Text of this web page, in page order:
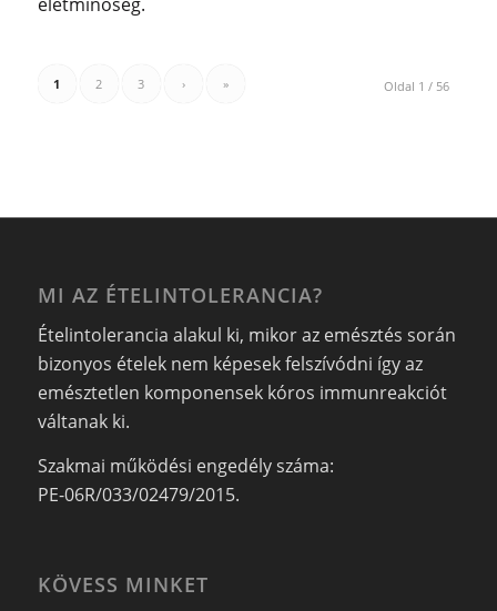
Oldal 1 / 56
1 2 3 › »
MI AZ ÉTELINTOLERANCIA?
Ételintolerancia alakul ki, mikor az emésztés során
bizonyos ételek nem képesek felszívódni így az
emésztetlen komponensek kóros immunreakciót
váltanak ki.
Szakmai működési engedély száma:
PE-06R/033/02479/2015.
KÖVESS MINKET